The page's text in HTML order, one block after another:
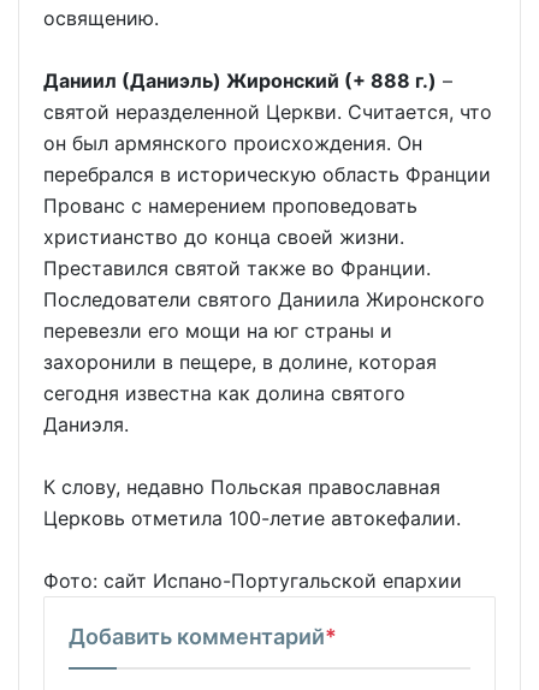
освящению.
Даниил (Даниэль) Жиронский (+ 888 г.) –
святой неразделенной Церкви. Считается, что
он был армянского происхождения. Он
перебрался в историческую область Франции
Прованс с намерением проповедовать
христианство до конца своей жизни.
Преставился святой также во Франции.
Последователи святого Даниила Жиронского
перевезли его мощи на юг страны и
захоронили в пещере, в долине, которая
сегодня известна как долина святого
Даниэля.
К слову, недавно Польская православная
Церковь отметила 100-летие автокефалии.
Фото: сайт Испано-Португальской епархии
Добавить комментарий*